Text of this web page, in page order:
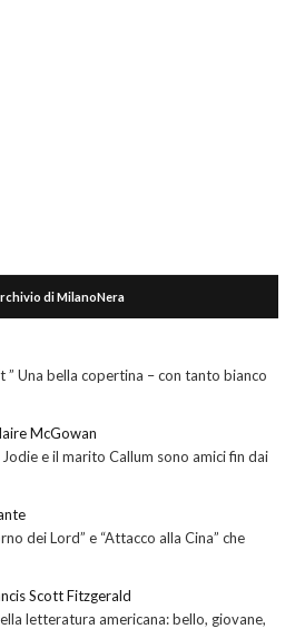
di MilanoNera
” Una bella copertina – con tanto bianco
McGowan
e il marito Callum sono amici fin dai
dei Lord” e “Attacco alla Cina” che
Scott Fitzgerald
letteratura americana: bello, giovane,